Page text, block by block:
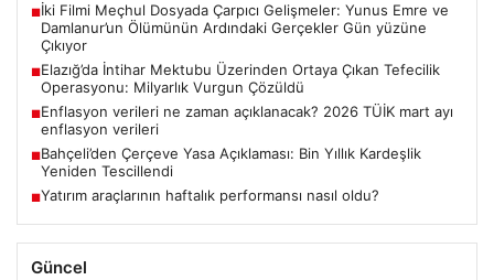
■İki Filmi Meçhul Dosyada Çarpıcı Gelişmeler: Yunus Emre ve
Damlanur’un Ölümünün Ardındaki Gerçekler Gün yüzüne
Çıkıyor
■Elazığ’da İntihar Mektubu Üzerinden Ortaya Çıkan Tefecilik
Operasyonu: Milyarlık Vurgun Çözüldü
■Enflasyon verileri ne zaman açıklanacak? 2026 TÜİK mart ayı
enflasyon verileri
■Bahçeli’den Çerçeve Yasa Açıklaması: Bin Yıllık Kardeşlik
Yeniden Tescillendi
■Yatırım araçlarının haftalık performansı nasıl oldu?
Güncel